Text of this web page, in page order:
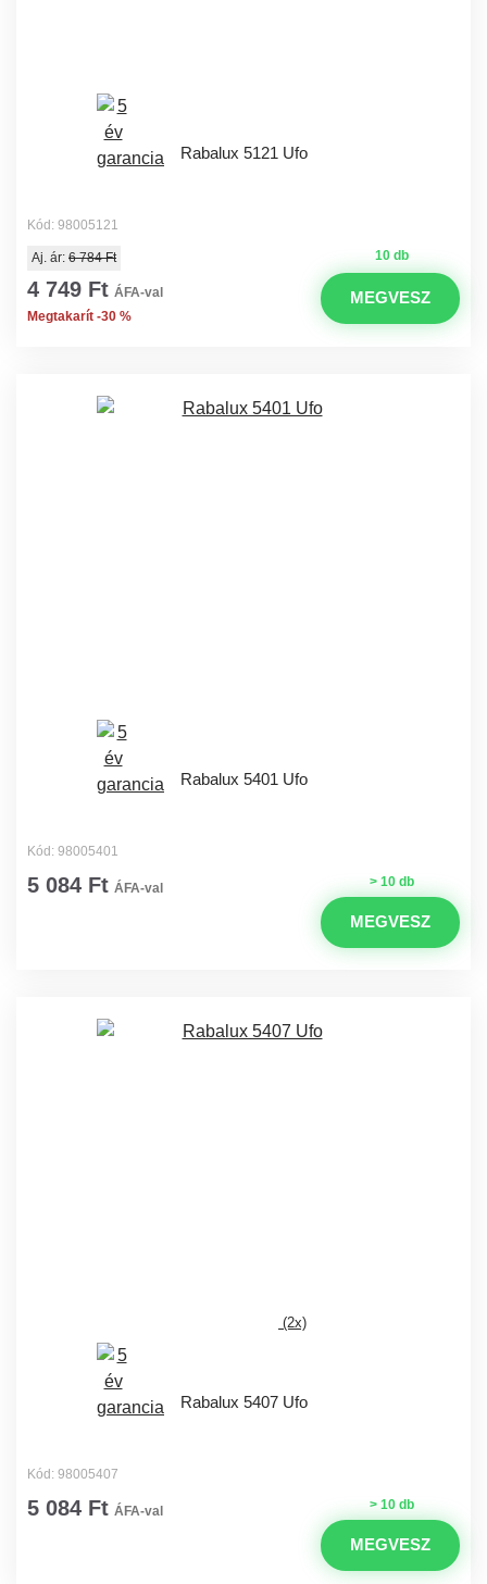
Rabalux 5121 Ufo
Kód: 98005121
10 db
Aj. ár: 6 784 Ft
4 749 Ft ÁFA-val
Megtakarít -30 %
MEGVESZ
Rabalux 5401 Ufo
Kód: 98005401
> 10 db
5 084 Ft ÁFA-val
MEGVESZ
(2x)
Rabalux 5407 Ufo
Kód: 98005407
> 10 db
5 084 Ft ÁFA-val
MEGVESZ